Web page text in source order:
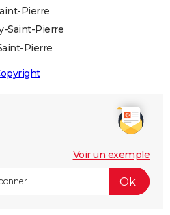
Pierre
Saint-Pierre
Pierre
Voir un exemple